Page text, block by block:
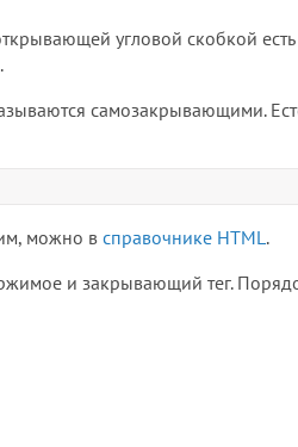
угловой скобкой есть
самозакрывающими.
можно в справочнике HTML .
и закрывающий тег.